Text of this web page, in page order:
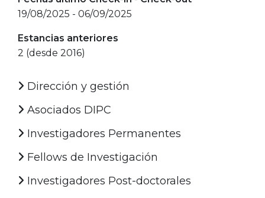
19/08/2025 - 06/09/2025
Estancias anteriores
2 (desde 2016)
Dirección y gestión
Asociados DIPC
Investigadores Permanentes
Fellows de Investigación
Investigadores Post-doctorales